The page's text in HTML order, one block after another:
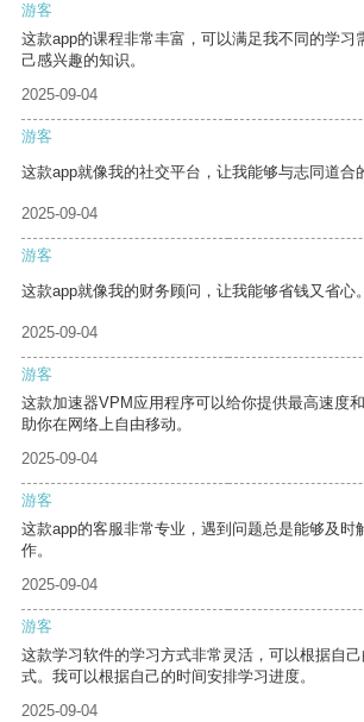
游客
这款app的课程非常丰富，可以满足我不同的学习
己感兴趣的知识。
2025-09-04
游客
这款app就像我的社交平台，让我能够与志同道合
2025-09-04
游客
这款app就像我的财务顾问，让我能够省钱又省心。
2025-09-04
游客
这款加速器VPM应用程序可以给你提供最高速度
助你在网络上自由移动。
2025-09-04
游客
这款app的客服非常专业，遇到问题总是能够及时
作。
2025-09-04
游客
这款学习软件的学习方式非常灵活，可以根据自
式。我可以根据自己的时间安排学习进度。
2025-09-04